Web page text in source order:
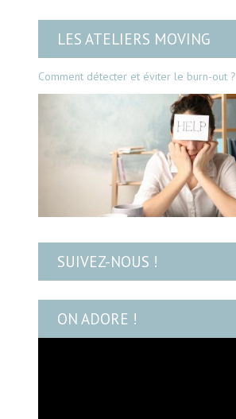
LES ATELIERS MOVING
Comment détecter et éviter le burn-out ?
SUIVEZ-NOUS !
ON ADORE !